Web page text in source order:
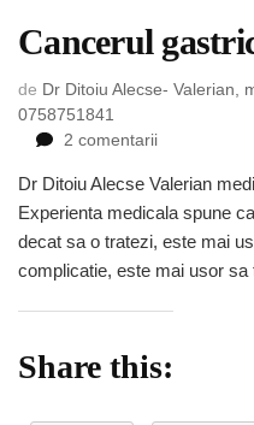
Cancerul
de Dr Ditoiu Alecse- Valerian,
0758751841
2 comentariila
gastric
diagnostic
Dr Ditoiu Alecse Valerian
Experienta medicala spune
decat sa o tratezi, este mai
complicatie, este mai usor
Share this: